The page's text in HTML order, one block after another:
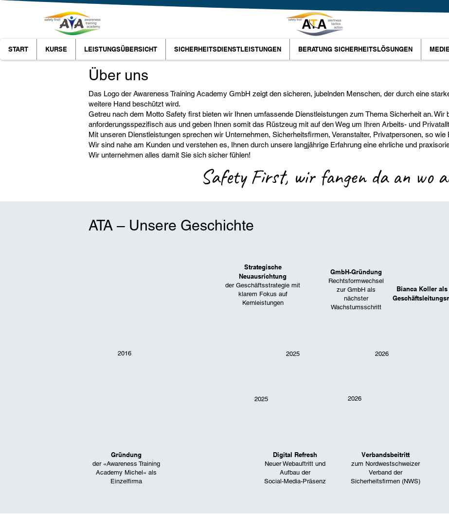
START KURSE LEISTUNGSÜBERSICHT SICHERHEITSDIENSTLEISTUNGEN BERATUNG SICHERHEITSLÖSUNGEN
Über uns
Das Logo der Awareness Training Academy GmbH zeigt den sicheren, jubelnden Menschen, der durch eine
weitere Hand beschützt wird.
Getreu nach dem Motto Safety first bieten wir Ihnen umfassende Dienstleistungen zum Thema Sicherheit an. Wir
anforderungsspezifisch aus und geben Ihnen somit das Rüstzeug mit auf den Weg um Ihren Arbeits- und
Mit unseren Dienstleistungen sprechen wir Unternehmen, Sicherheitsfirmen, Veranstalter, Privatpersonen, so wie
Wir sind nahe am Kunden und verstehen es, Ihnen durch unsere langjährige Erfahrung eine ehrliche und
Wir unternehmen alles damit Sie sich sicher fühlen!
Safety First, wir fangen da an wo
ATA – Unsere Geschichte
2016
Gründung
der «Awareness Training
Academy Michel» als
Einzelfirma
2025
2025
2026
Strategische
Neuausrichtung
der Geschäftsstrategie mit
klarem Fokus auf
Kernleistungen
Digital Refresh
Neuer Webauftritt und
Aufbau der
Social-Media-Präsenz
GmbH-Gründung
Rechtsformwechsel
zur GmbH als
nächster
Wachstumsschritt
Verbandsbeitritt
zum Nordwestschweizer
Verband der
Sicherheitsfirmen (NWS)
2026
Bianca Koller als